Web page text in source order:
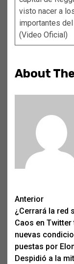
visto nacer a
importantes
(Video Oficial)
About
Post
Anterior
¿Cerrará la red
Caos en Twitter
nuevas
puestas por
Despidió a la